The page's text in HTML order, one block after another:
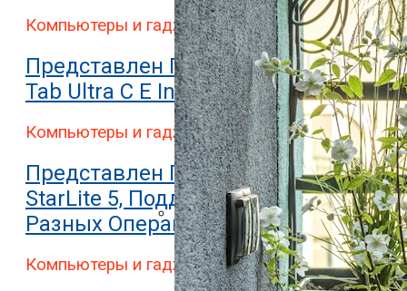
Представлен Двухэкранный
Компьютеры и гаджеты
Представлен Планшет Onyx Boox
Tab Ultra C E Ink
Компьютеры и гаджеты
Представлен Планшет StarLabs
StarLite 5, Поддерживающий 7
Разных Операционных Систем
Компьютеры и гаджеты